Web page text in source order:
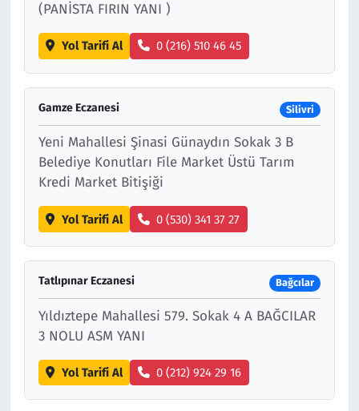
(PANİSTA FIRIN YANI )
Yol Tarifi Al 0 (216) 510 46 45
Gamze Eczanesi Silivri
Yeni Mahallesi Şinasi Günaydın Sokak 3 B
Belediye Konutları File Market Üstü Tarım
Kredi Market Bitişiği
Yol Tarifi Al 0 (530) 341 37 27
Tatlıpınar Eczanesi Bağcılar
Yıldıztepe Mahallesi 579. Sokak 4 A BAĞCILAR
3 NOLU ASM YANI
Yol Tarifi Al 0 (212) 924 29 16